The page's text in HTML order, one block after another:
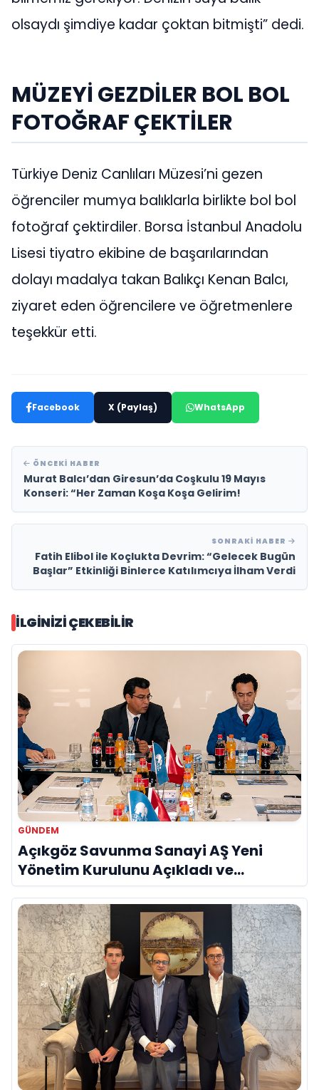
olsaydı şimdiye kadar çoktan bitmişti” dedi.
MÜZEYİ GEZDİLER BOL BOL
FOTOĞRAF ÇEKTİLER
Türkiye Deniz Canlıları Müzesi’ni gezen
öğrenciler mumya balıklarla birlikte bol bol
fotoğraf çektirdiler. Borsa İstanbul Anadolu
Lisesi tiyatro ekibine de başarılarından
dolayı madalya takan Balıkçı Kenan Balcı,
ziyaret eden öğrencilere ve öğretmenlere
teşekkür etti.
Facebook X (Paylaş) WhatsApp
ÖNCEKI HABER
Murat Balcı’dan Giresun’da Coşkulu 19 Mayıs
Konseri: “Her Zaman Koşa Koşa Gelirim!
SONRAKI HABER
Fatih Elibol ile Koçlukta Devrim: “Gelecek Bugün
Başlar” Etkinliği Binlerce Katılımcıya İlham Verdi
İLGINIZI ÇEKEBILIR
GÜNDEM
Açıkgöz Savunma Sanayi AŞ Yeni
Yönetim Kurulunu Açıkladı ve
Savunma Sanayinde Küresel Vizyon
Vurgusu